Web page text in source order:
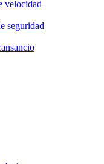
velocidad
seguridad